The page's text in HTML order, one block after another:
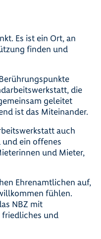
Es ist ein Ort, an
finden und
die
geleitet
ist das Miteinander.
auch
und ein offenes
und Mieter,
Ehrenamtlichen auf,
fühlen.
NBZ mit
und